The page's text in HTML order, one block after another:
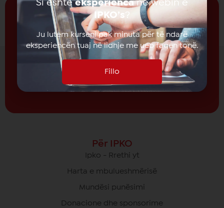
Prano të rejat nga IPKO
Subscribe
Për IPKO
Ipko - Rrethi yt
Harta e mbulueshmërisë
Mundësi punësimi
Donacione dhe sponsorime
Si eshteeksperiencane webin e
IPKO’s?
Ju lutem kurseni pak minuta për të ndarë
eksperiencën tuaj në lidhje me ueb faqen tonë.
Fillo